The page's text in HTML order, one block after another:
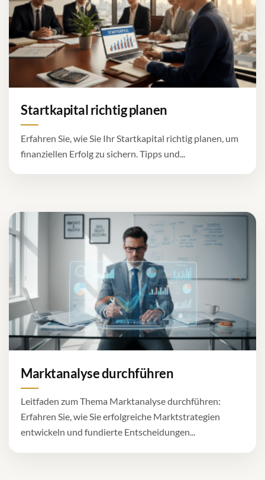
Startkapital richtig planen
Erfahren Sie, wie Sie Ihr Startkapital richtig planen, um
finanziellen Erfolg zu sichern. Tipps und...
Marktanalyse durchführen
Leitfaden zum Thema Marktanalyse durchführen:
Erfahren Sie, wie Sie erfolgreiche Marktstrategien
entwickeln und fundierte Entscheidungen...